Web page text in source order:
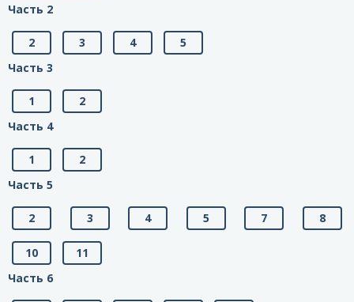
Часть 2
2 3 4
5
Часть 3
1
2
Часть 4
1
2
Часть 5
2 3 4 5 7 8
10
11
Часть 6